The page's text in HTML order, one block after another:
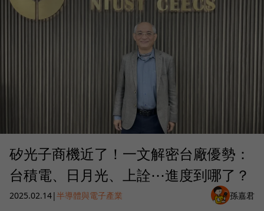
矽光子商機近了！一文解密台廠優勢：
台積電、日月光、上詮⋯進度到哪了？
2025.02.14|半導體與電子產業 孫嘉君